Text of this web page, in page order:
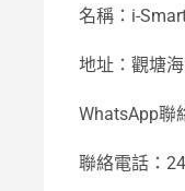
名稱：i-
地址：觀塘
WhatsApp聯
聯絡電話：